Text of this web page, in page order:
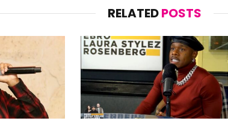
RELATEDPOSTS